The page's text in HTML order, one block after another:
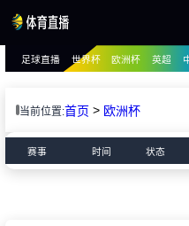
播
足球直播 世界杯 欧洲杯 英超
当前位置:首页 > 欧洲杯
赛事 时间 状态